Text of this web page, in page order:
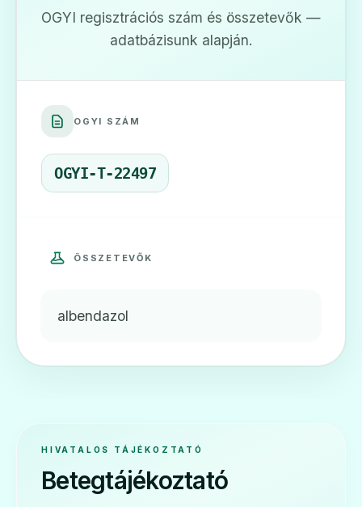
OGYI regisztrációs szám és összetevők —
adatbázisunk alapján.
OGYI SZÁM
OGYI-T-22497
ÖSSZETEVŐK
albendazol
HIVATALOS TÁJÉKOZTATÓ
Betegtájékoztató